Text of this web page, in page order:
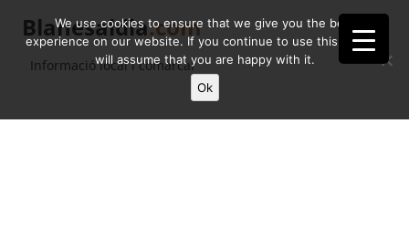
Blanesaldia.com
Informació local i comarcal
We use cookies to ensure that we give you the best
experience on our website. If you continue to use this site we
will assume that you are happy with it.
Ok